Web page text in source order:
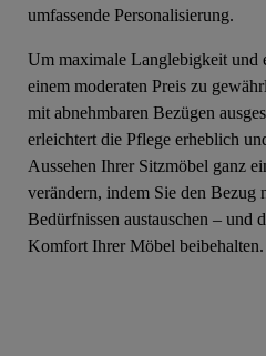
umfassende Personalisierung.
Um maximale Langlebigkeit und
einem moderaten Preis zu
mit abnehmbaren Bezügen
erleichtert die Pflege erheblich
Aussehen Ihrer Sitzmöbel ganz
verändern, indem Sie den Bezug
Bedürfnissen austauschen – und
Komfort Ihrer Möbel beibehalten.